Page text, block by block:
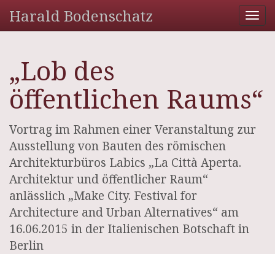
Harald Bodenschatz
„Lob des
öffentlichen Raums“
Vortrag im Rahmen einer Veranstaltung zur
Ausstellung von Bauten des römischen
Architekturbüros Labics „La Città Aperta.
Architektur und öffentlicher Raum“
anlässlich „Make City. Festival for
Architecture and Urban Alternatives“ am
16.06.2015 in der Italienischen Botschaft in
Berlin